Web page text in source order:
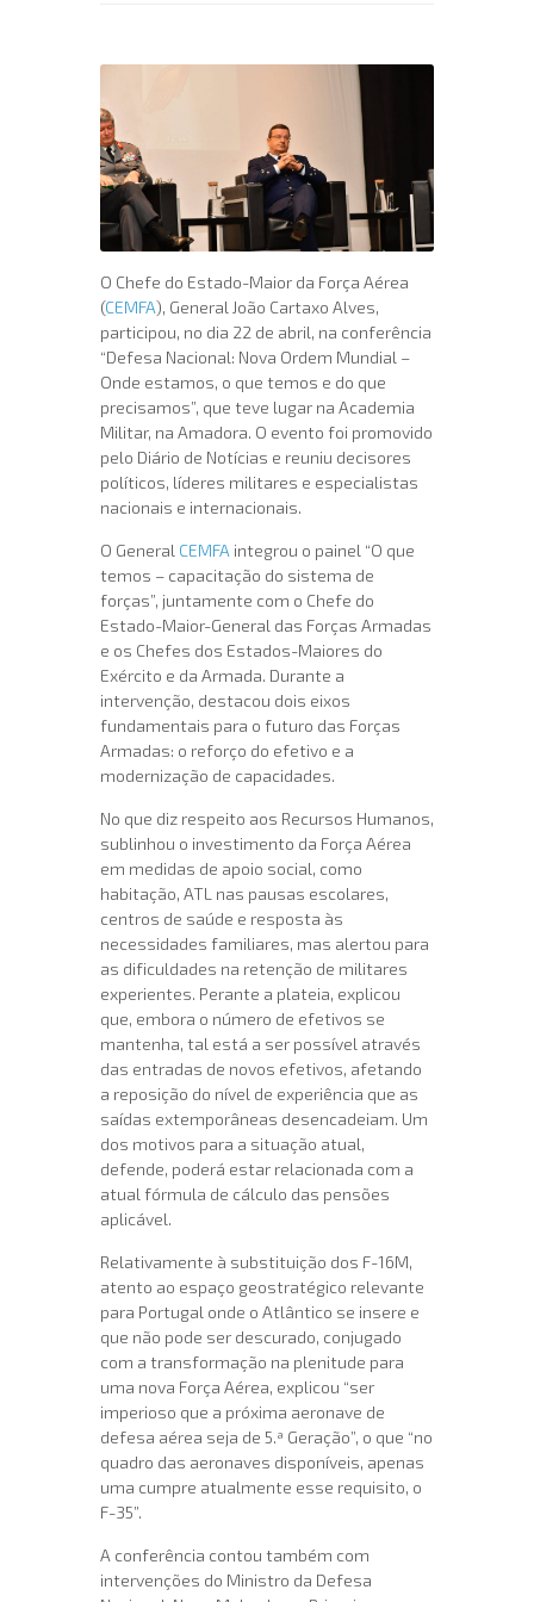
O Chefe do Estado-Maior da Força Aérea
(CEMFA), General João Cartaxo Alves,
participou, no dia 22 de abril, na conferência
“Defesa Nacional: Nova Ordem Mundial –
Onde estamos, o que temos e do que
precisamos”, que teve lugar na Academia
Militar, na Amadora. O evento foi promovido
pelo Diário de Notícias e reuniu decisores
políticos, líderes militares e especialistas
nacionais e internacionais.
O General CEMFA integrou o painel “O que
temos – capacitação do sistema de
forças”, juntamente com o Chefe do
Estado-Maior-General das Forças Armadas
e os Chefes dos Estados-Maiores do
Exército e da Armada. Durante a
intervenção, destacou dois eixos
fundamentais para o futuro das Forças
Armadas: o reforço do efetivo e a
modernização de capacidades.
No que diz respeito aos Recursos Humanos,
sublinhou o investimento da Força Aérea
em medidas de apoio social, como
habitação, ATL nas pausas escolares,
centros de saúde e resposta às
necessidades familiares, mas alertou para
as dificuldades na retenção de militares
experientes. Perante a plateia, explicou
que, embora o número de efetivos se
mantenha, tal está a ser possível através
das entradas de novos efetivos, afetando
a reposição do nível de experiência que as
saídas extemporâneas desencadeiam. Um
dos motivos para a situação atual,
defende, poderá estar relacionada com a
atual fórmula de cálculo das pensões
aplicável.
Relativamente à substituição dos F-16M,
atento ao espaço geostratégico relevante
para Portugal onde o Atlântico se insere e
que não pode ser descurado, conjugado
com a transformação na plenitude para
uma nova Força Aérea, explicou “ser
imperioso que a próxima aeronave de
defesa aérea seja de 5.ª Geração”, o que “no
quadro das aeronaves disponíveis, apenas
uma cumpre atualmente esse requisito, o
F-35”.
A conferência contou também com
intervenções do Ministro da Defesa